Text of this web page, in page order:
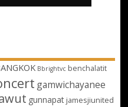
Bbrightvc benchalatit
gamwichayanee
gunnapat jamesjiunited